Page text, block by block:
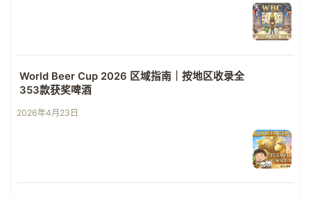
World Beer Cup 2026 区域指南｜按地区收录全
353款获奖啤酒
2026年4月23日